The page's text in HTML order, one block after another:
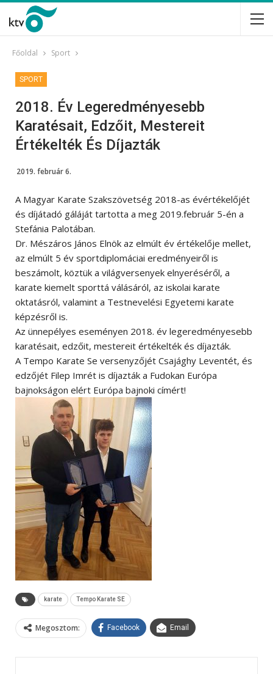
Főoldal Sport
SPORT
2018. Év Legeredményesebb
Karatésait, Edzőit, Mestereit
Értékelték És Díjazták
2019. február 6.
A Magyar Karate Szakszövetség 2018-as évértékelőjét
és díjátadó gáláját tartotta a meg 2019.február 5-én a
Stefánia Palotában.
Dr. Mészáros János Elnök az elmúlt év értékelője mellet,
az elmúlt 5 év sportdiplomáciai eredményeiről is
beszámolt, köztük a világversenyek elnyeréséről, a
karate kiemelt sporttá válásáról, az iskolai karate
oktatásról, valamint a Testnevelési Egyetemi karate
képzésről is.
Az ünnepélyes eseményen 2018. év legeredményesebb
karatésait, edzőit, mestereit értékelték és díjazták.
A Tempo Karate Se versenyzőjét Csajághy Leventét, és
edzőjét Filep Imrét is díjazták a Fudokan Európa
bajnokságon elért Európa bajnoki címért!
karate Tempo Karate SE
Megosztom: Facebook Email